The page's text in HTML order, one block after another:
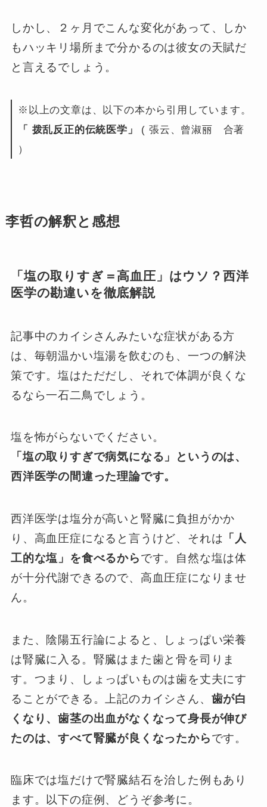
しかし、２ヶ月でこんな変化があって、しか
もハッキリ場所まで分かるのは彼女の天賦だ
と言えるでしょう。
※以上の文章は、以下の本から引用しています。
「 拨乱反正的伝統医学」
( 張云、曾淑丽 合著
）
李哲の解釈と感想
「塩の取りすぎ＝高血圧」はウソ？西洋
医学の勘違いを徹底解説
記事中のカイシさんみたいな症状がある方
は、毎朝温かい塩湯を飲むのも、一つの解決
策です。塩はただだし、それで体調が良くな
るなら一石二鳥でしょう。
塩を怖がらないでください。
「塩の取りすぎで病気になる」というのは、
西洋医学の間違った理論です。
西洋医学は塩分が高いと腎臓に負担がかか
り、高血圧症になると言うけど、それは 「人
工的な塩」を食べるからです。自然な塩は体
が十分代謝できるので、高血圧症になりませ
ん。
また、陰陽五行論によると、しょっぱい栄養
は腎臓に入る。腎臓はまた歯と骨を司りま
す。つまり、しょっぱいものは歯を丈夫にす
ることができる。上記のカイシさん、 歯が白
くなり、歯茎の出血がなくなって身長が伸び
たのは、すべて腎臓が良くなったからです。
臨床では塩だけで腎臓結石を治した例もあり
ます。以下の症例、どうぞ参考に。